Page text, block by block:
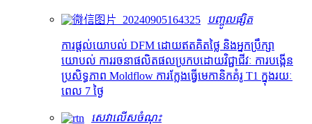
បញ្ចូលផ្សិត
ការផ្តល់យោបល់ DFM ដោយឥតគិតថ្លៃ និងអ្នកប្រឹក្សា
យោបល់ ការរចនាផលិតផលប្រកបដោយវិជ្ជាជីវៈ ការបង្កើន
ប្រសិទ្ធភាព Moldflow ការក្លែងធ្វើមេកានិកគំរូ T1 ក្នុងរយៈ
ពេល 7 ថ្ងៃ
សេវា​លើស​ចំណុះ